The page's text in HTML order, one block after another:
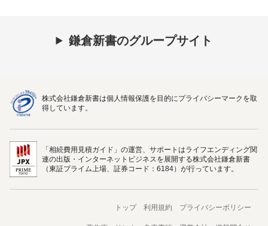
鎌倉新書のグループサイト
株式会社鎌倉新書は個人情報保護を目的にプライバシーマークを取
得しています。
「相続費用見積ガイド」の運営、サポートはライフエンディング関
連の出版・インターネットビジネスを展開する株式会社鎌倉新書
（東証プライム上場、証券コード：6184）が行っています。
トップ 利用規約 プライバシーポリシー